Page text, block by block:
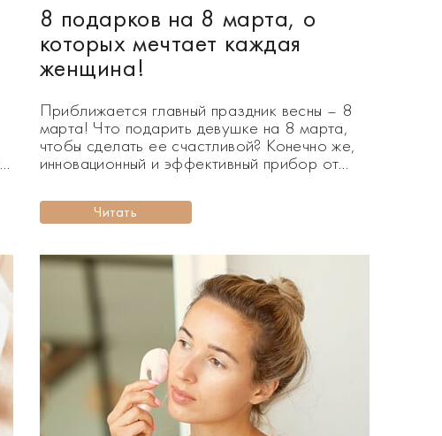
8 подарков на 8 марта, о
которых мечтает каждая
женщина!
Приближается главный праздник весны – 8
марта! Что подарить девушке на 8 марта,
чтобы сделать ее счастливой? Конечно же,
инновационный и эффективный прибор от
подарки для женщин на 8 марта. Мы знаем,
как, порой, бывает тяжело угодить каждой
идеальных подарков, о которых мечтает
каждая девушка. В подборке собраны
Читать